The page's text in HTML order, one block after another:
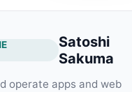
Satoshi
Sakuma
operate apps and web